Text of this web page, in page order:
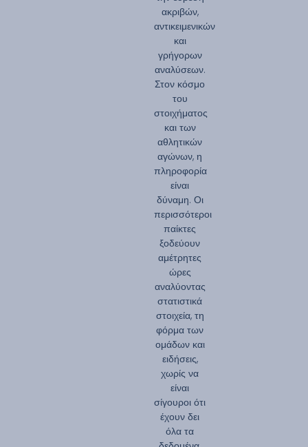
ακριβών,
αντικειμενικών
και
γρήγορων
αναλύσεων.
Στον κόσμο
του
στοιχήματος
και των
αθλητικών
αγώνων, η
πληροφορία
είναι
δύναμη. Οι
περισσότεροι
παίκτες
ξοδεύουν
αμέτρητες
ώρες
αναλύοντας
στατιστικά
στοιχεία, τη
φόρμα των
ομάδων και
ειδήσεις,
χωρίς να
είναι
σίγουροι ότι
έχουν δει
όλα τα